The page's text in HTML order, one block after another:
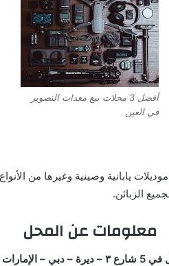
أفضل 3 محلات بيع معدات التصوير
في العين
يابانية وصينية وغيرها من
الزبائن.
معلومات عن المحل
المتحدة.